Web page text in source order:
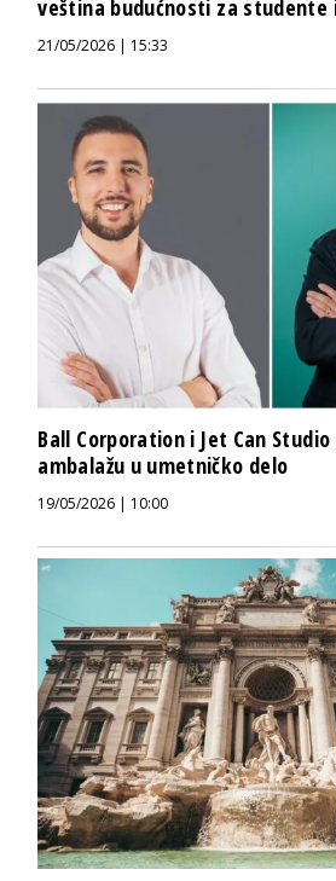
veština budućnosti za
21/05/2026 | 15:33
Ball Corporation i Jet Can
ambalažu u umetničko delo
19/05/2026 | 10:00